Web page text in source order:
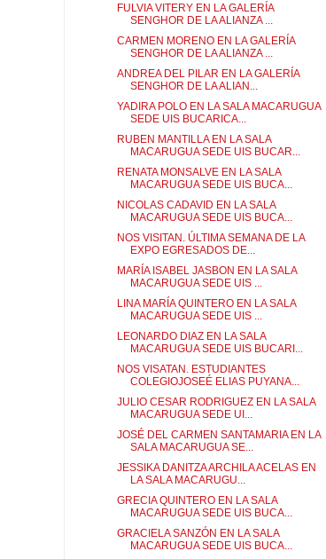
FULVIA VITERY EN LA GALERÍA
SENGHOR DE LA ALIANZA ...
CARMEN MORENO EN LA GALERÍA
SENGHOR DE LA ALIANZA ...
ANDREA DEL PILAR EN LA GALERÍA
SENGHOR DE LA ALIAN...
YADIRA POLO EN LA SALA MACARUGUA
SEDE UIS BUCARICA...
RUBEN MANTILLA EN LA SALA
MACARUGUA SEDE UIS BUCAR...
RENATA MONSALVE EN LA SALA
MACARUGUA SEDE UIS BUCA...
NICOLAS CADAVID EN LA SALA
MACARUGUA SEDE UIS BUCA...
NOS VISITAN. ÚLTIMA SEMANA DE LA
EXPO EGRESADOS DE...
MARÍA ISABEL JASBON EN LA SALA
MACARUGUA SEDE UIS ...
LINA MARÍA QUINTERO EN LA SALA
MACARUGUA SEDE UIS ...
LEONARDO DIAZ EN LA SALA
MACARUGUA SEDE UIS BUCARI...
NOS VISATAN. ESTUDIANTES
COLEGIOJOSEÉ ELIAS PUYANA...
JULIO CESAR RODRIGUEZ EN LA SALA
MACARUGUA SEDE UI...
JOSÉ DEL CARMEN SANTAMARIA EN LA
SALA MACARUGUA SE...
JESSIKA DANITZA ARCHILA ACELAS EN
LA SALA MACARUGU...
GRECIA QUINTERO EN LA SALA
MACARUGUA SEDE UIS BUCA...
GRACIELA SANZÓN EN LA SALA
MACARUGUA SEDE UIS BUCA...